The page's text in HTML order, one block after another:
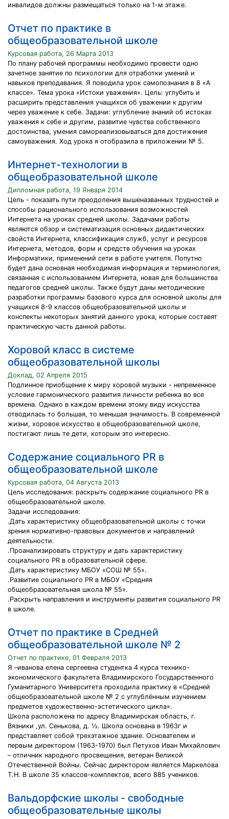
инвалидов должны размещаться только на 1-м этаже.
Отчет по практике в
общеобразовательной школе
Курсовая работа, 26 Марта 2013
По плану рабочей программы необходимо провести одно
зачетное занятие по психологии для отработки умений и
навыков преподавания. Я поводила урок самопознания в 8 «А
классе». Тема урока «Истоки уважения». Цель: углубить и
расширить представления учащихся об уважении к другим
через уважение к себе. Задачи: углубление знаний об истоках
уважения к себе и другим, развитие чувства собственного
достоинства, умения самореализовываться для достижения
самоуважения. Ход урока я отобразила в приложении № 5.
Интернет-технологии в
общеобразовательной школе
Дипломная работа, 19 Января 2014
Цель - показать пути преодоления вышеназванных трудностей и
способы рационального использования возможностей
Интернета на уроках средней школы. Задачами работы
являются обзор и систематизация основных дидактических
свойств Интернета, классификация служб, услуг и ресурсов
Интернета, методов, форм и средств обучения на уроках
Информатики, применений сети в работе учителя. Попутно
будет дана основная необходимая информация и терминология,
связанная с использованием Интернета, новая для большинства
педагогов средней школы. Также будут даны методические
разработки программы базового курса для основной школы для
учащихся 8-9 классов общеобразовательной школы и
конспекты некоторых занятий данного урока, которые составят
практическую часть данной работы.
Хоровой класс в системе
общеобразовательной школы
Доклад, 02 Апреля 2015
Подлинное приобщение к миру хоровой музыки - непременное
условие гармонического развития личности ребенка во все
времена. Однако в каждом времени этому виду искусства
отводилась то большая, то меньшая значимость. В современной
жизни, хоровое искусство в общеобразовательной школе,
постигают лишь те дети, которым это интересно.
Содержание социального PR в
общеобразовательной школе
Курсовая работа, 04 Августа 2013
Цель исследования: раскрыть содержание социального PR в
общеобразовательной школе.
Задачи исследования:
.Дать характеристику общеобразовательной школы с точки
зрения нормативно-правовых документов и направлений
деятельности.
.Проанализировать структуру и дать характеристику
социального PR в образовательной сфере.
.Дать характеристику МБОУ «СОШ № 55».
.Развитие социального PR в МБОУ «Средняя
общеобразовательная школа № 55».
.Раскрыть направления и инструменты развития социального PR
в школе.
Отчет по практике в Средней
общеобразовательной школе № 2
Отчет по практике, 01 Февраля 2013
Я –иванова елена сергеевна студентка 4 курса технико-
экономического факультета Владимирского Государственного
Гуманитарного Университета проходила практику в «Средней
общеобразовательной школе № 2 с углублённым изучением
предметов художественно-эстетического цикла».
Школа расположена по адресу Владимирская область, г.
Вязники ,ул. Сенькова, д. ½. Школа основана в 1963г и
представляет собой трехэтажное здание. Основателем и
первым директором (1963-1970) был Петухов Иван Михайлович
– отличник народного просвещения, ветеран Великой
Отечественной Войны. Сейчас директором является Маркелова
Т.Н. В школе 35 классов-комплектов, всего 885 учеников.
Вальдорфские школы - свободные
общеобразовательные школы